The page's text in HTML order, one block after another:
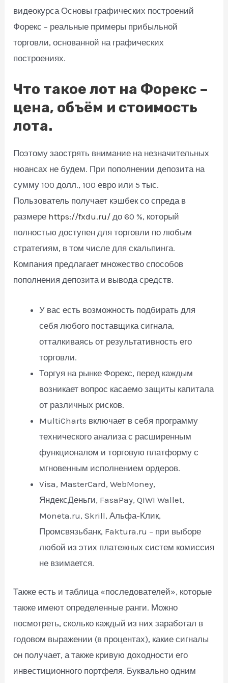
видеокурса Основы графических построений
Форекс – реальные примеры прибыльной
торговли, основанной на графических
построениях.
Что такое лот на Форекс –
цена, объём и стоимость
лота.
Поэтому заострять внимание на незначительных
нюансах не будем. При пополнении депозита на
сумму 100 долл., 100 евро или 5 тыс.
Пользователь получает кэшбек со спреда в
размере https://fxdu.ru/ до 60 %, который
полностью доступен для торговли по любым
стратегиям, в том числе для скальпинга.
Компания предлагает множество способов
пополнения депозита и вывода средств.
У вас есть возможность подбирать для
себя любого поставщика сигнала,
отталкиваясь от результативность его
торговли.
Торгуя на рынке Форекс, перед каждым
возникает вопрос касаемо защиты капитала
от различных рисков.
MultiCharts включает в себя программу
технического анализа с расширенным
функционалом и торговую платформу с
мгновенным исполнением ордеров.
Visa, MasterCard, WebMoney,
ЯндексДеньги, FasaPay, QIWI Wallet,
Moneta.ru, Skrill, Альфа-Клик,
Промсвязьбанк, Faktura.ru – при выборе
любой из этих платежных систем комиссия
не взимается.
Также есть и таблица «последователей», которые
также имеют определенные ранги. Можно
посмотреть, сколько каждый из них заработал в
годовом выражении (в процентах), какие сигналы
он получает, а также кривую доходности его
инвестиционного портфеля. Буквально одним